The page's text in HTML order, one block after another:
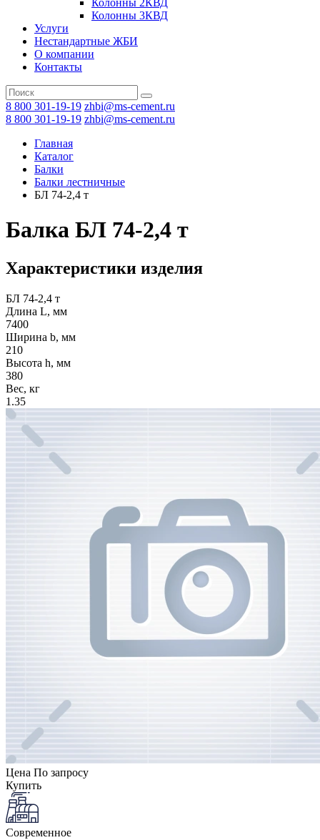
Колонны 2КВД
Колонны 3КВД
Услуги
Нестандартные ЖБИ
О компании
Контакты
8 800 301-19-19 zhbi@ms-cement.ru
8 800 301-19-19 zhbi@ms-cement.ru
Главная
Каталог
Балки
Балки лестничные
БЛ 74-2,4 т
Балка БЛ 74-2,4 т
Характеристики изделия
БЛ 74-2,4 т
Длина L, мм
7400
Ширина b, мм
210
Высота h, мм
380
Вес, кг
1.35
Цена По запросу
Купить
Современное